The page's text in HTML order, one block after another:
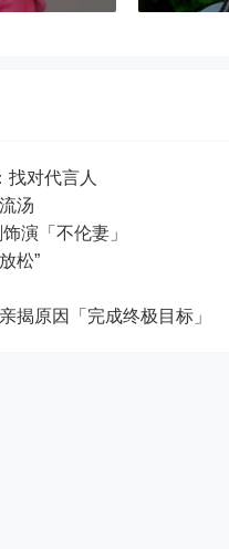
：找对代言人
到流汤
剧饰演「不伦妻」
放松”
亲揭原因「完成终极目标